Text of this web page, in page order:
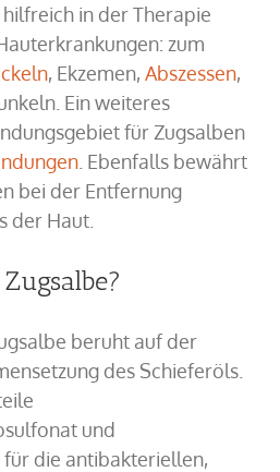
in der Therapie
zum
, Ekzemen, Abszessen,
Ein weiteres
für Zugsalben
. Ebenfalls bewährt
bei der Entfernung
der Haut.
beruht auf der
des Schieferöls.
und
die antibakteriellen,